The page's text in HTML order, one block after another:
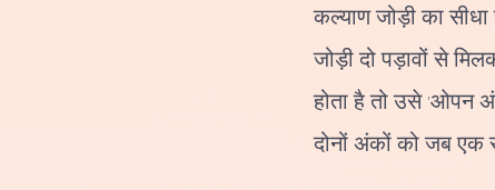
कल्याण जोड़ी का
जोड़ी दो पड़ावों से
होता है तो उसे 'ओपन
दोनों अंकों को जब एक